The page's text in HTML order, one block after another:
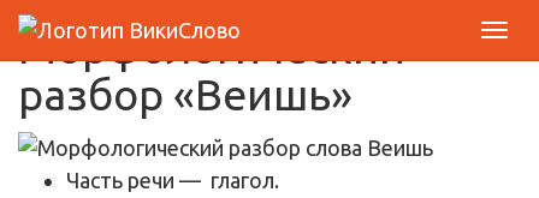
Морфологический
разбор «Веишь»
Часть речи — глагол.